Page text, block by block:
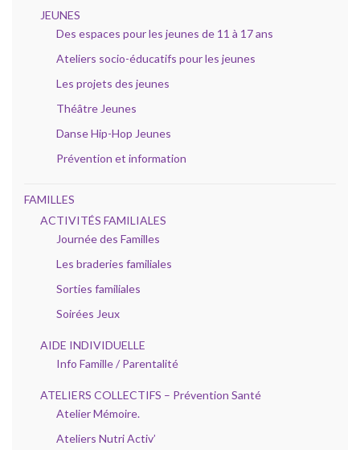
JEUNES
Des espaces pour les jeunes de 11 à 17 ans
Ateliers socio-éducatifs pour les jeunes
Les projets des jeunes
Théâtre Jeunes
Danse Hip-Hop Jeunes
Prévention et information
FAMILLES
ACTIVITÉS FAMILIALES
Journée des Familles
Les braderies familiales
Sorties familiales
Soirées Jeux
AIDE INDIVIDUELLE
Info Famille / Parentalité
ATELIERS COLLECTIFS – Prévention Santé
Atelier Mémoire.
Ateliers Nutri Activ’